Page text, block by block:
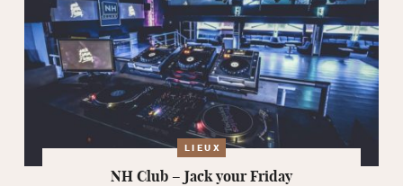
LIEUX
NH Club – Jack your Friday